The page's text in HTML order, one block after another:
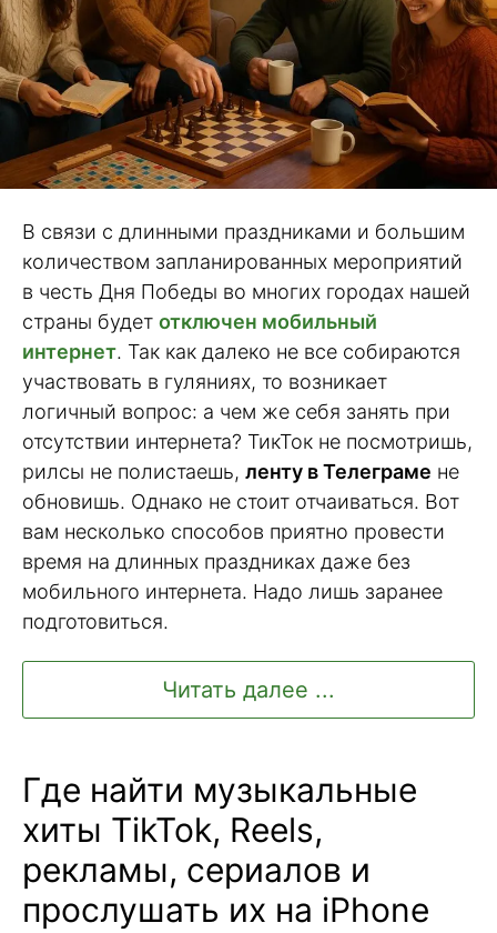
В связи с длинными праздниками и большим
количеством запланированных мероприятий
в честь Дня Победы во многих городах нашей
страны будет отключен мобильный
интернет. Так как далеко не все собираются
участвовать в гуляниях, то возникает
логичный вопрос: а чем же себя занять при
отсутствии интернета? ТикТок не посмотришь,
рилсы не полистаешь, ленту в Телеграме не
обновишь. Однако не стоит отчаиваться. Вот
вам несколько способов приятно провести
время на длинных праздниках даже без
мобильного интернета. Надо лишь заранее
подготовиться.
Читать далее ...
Где найти музыкальные
хиты TikTok, Reels,
рекламы, сериалов и
прослушать их на iPhone